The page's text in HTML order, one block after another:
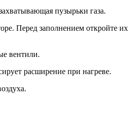
пузырьки газа.
Перед заполнением откройте их
вентили.
расширение при нагреве.